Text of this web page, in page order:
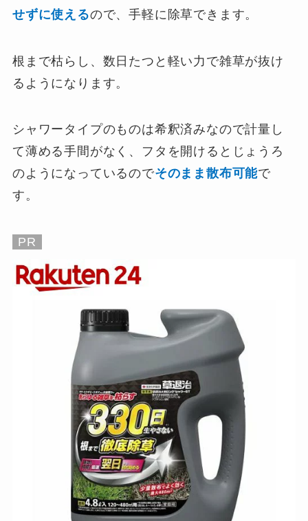
せずに使えるので、手軽に除草できます。
根まで枯らし、数日たつと軽い力で雑草が抜け
るようになります。
シャワータイプのものは希釈済みなので計量し
て薄める手間がなく、フタを開けるとじょうろ
のようになっているのでそのまま散布可能で
す。
PR